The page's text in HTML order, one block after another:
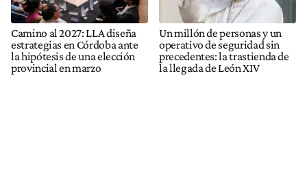
Camino al 2027: LLA diseña
estrategias en Córdoba ante
la hipótesis de una elección
provincial en marzo
Un millón de personas y un
operativo de seguridad sin
precedentes: la trastienda de
la llegada de León XIV